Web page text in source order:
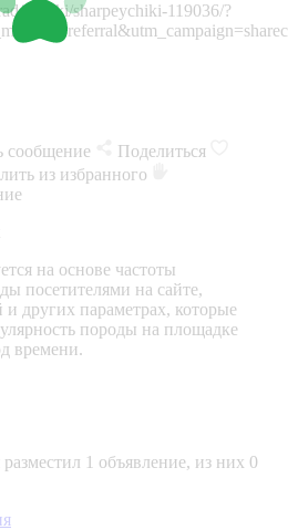
sobaki/sharpeychiki-119036/?
сообщение
Поделиться
из избранного
на основе частоты
посетителями на сайте,
других параметрах, которые
породы на площадке
времени.
разместил 1 объявление, из них 0